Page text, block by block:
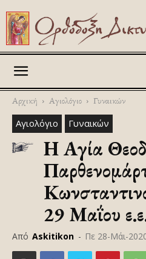
Αρχική Αγιολόγιο Γυναικών
Αγιολόγιο Γυναικών
Η Αγία
29 Μαΐου
Από Askitikon - Πε 28-Μάι-